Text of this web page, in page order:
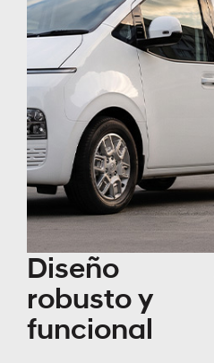
Diseño
robusto y
funcional